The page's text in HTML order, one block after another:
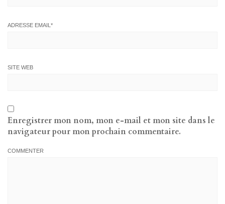
ADRESSE EMAIL *
SITE WEB
Enregistrer mon nom, mon e-mail et mon site dans le
navigateur pour mon prochain commentaire.
COMMENTER